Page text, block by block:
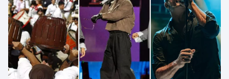
BÁDMINTON
Carulla y Fernández afrontan unos cruces
difíciles en el Mundial de Nueva Delhi